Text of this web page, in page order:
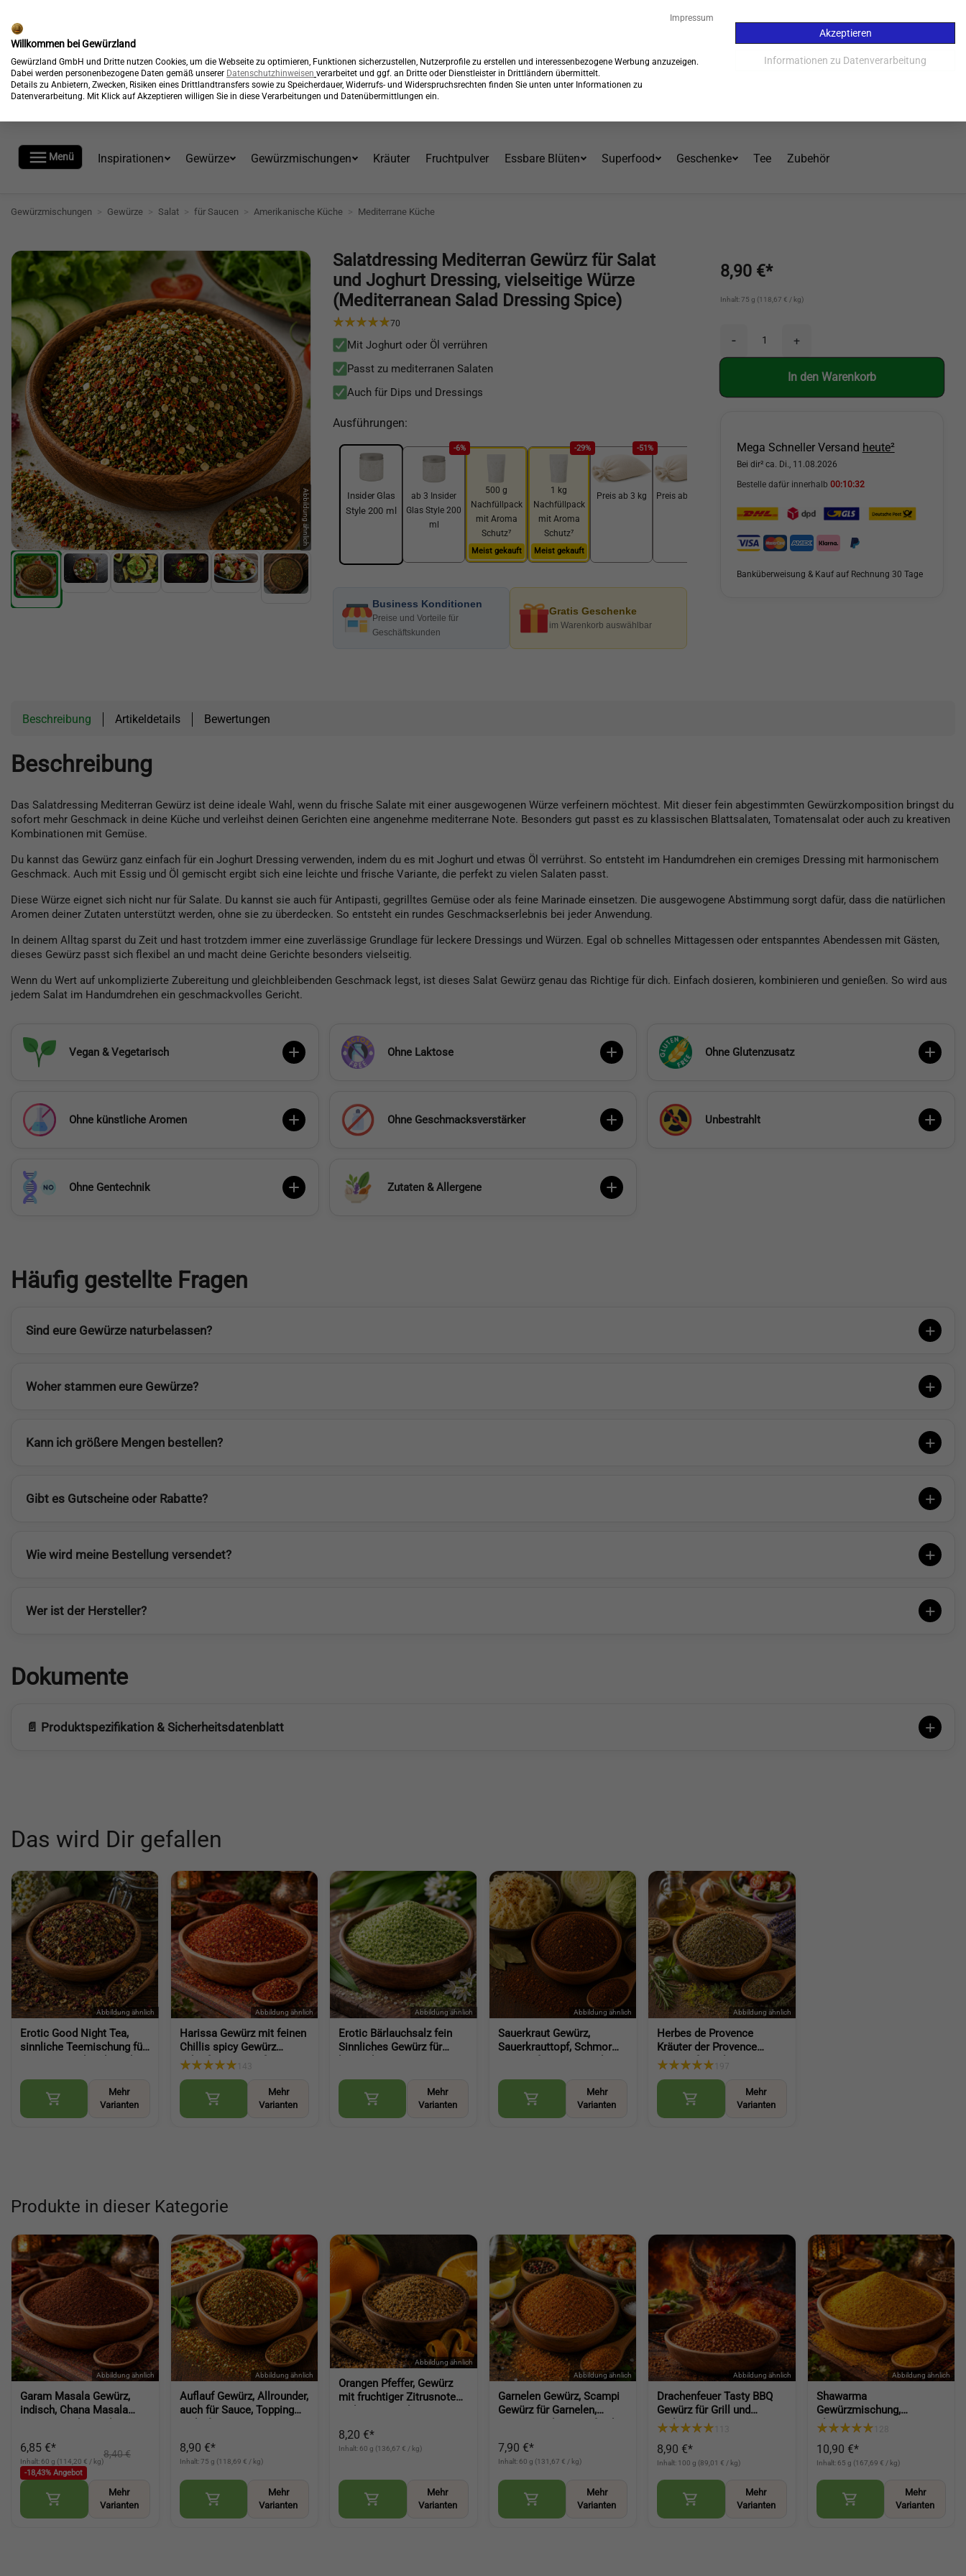
Kostenloser Versand* Kauf auf Rechnung - 30 Tage
 Menü Inspirationen Gewürze Gewürzmischungen Kräuter Fruchtpulver Essbare Blüten Superfood Geschenke Tee Zubehör
Gewürzmischungen > Gewürze > Salat > für Saucen > Amerikanische Küche > Mediterrane Küche
Salatdressing Mediterran Gewürz für Salat
und Joghurt Dressing, vielseitige Würze
(Mediterranean Salad Dressing Spice)
70
Mit Joghurt oder Öl verrühren
Passt zu mediterranen Salaten
Auch für Dips und Dressings
Ausführungen:
Insider Glas
Style 200 ml
-6%
ab 3 Insider
Glas Style 200
ml
500 g
Nachfüllpack
mit Aroma
Schutz⁷
Meist gekauft
-29%
1 kg
Nachfüllpack
mit Aroma
Schutz⁷
Meist gekauft
-51%
Preis ab 3 kg Preis ab 25 kg
Business Konditionen
Preise und Vorteile für
Geschäftskunden
Gratis Geschenke
im Warenkorb auswählbar
8,90 €*
Inhalt: 75 g (118,67 € / kg)
- +
In den Warenkorb
Mega Schneller Versand heute²
Bei dir² ca. Di., 11.08.2026
Bestelle dafür innerhalb 00:10:30
Banküberweisung & Kauf auf Rechnung 30 Tage
Beschreibung Artikeldetails Bewertungen
Beschreibung
Das Salatdressing Mediterran Gewürz ist deine ideale Wahl, wenn du frische Salate mit einer ausgewogenen Würze verfeinern möchtest. Mit dieser fein abgestimmten Gewürzkomposition bringst du
sofort mehr Geschmack in deine Küche und verleihst deinen Gerichten eine angenehme mediterrane Note. Besonders gut passt es zu klassischen Blattsalaten, Tomatensalat oder auch zu kreativen
Kombinationen mit Gemüse.
Du kannst das Gewürz ganz einfach für ein Joghurt Dressing verwenden, indem du es mit Joghurt und etwas Öl verrührst. So entsteht im Handumdrehen ein cremiges Dressing mit harmonischem
Geschmack. Auch mit Essig und Öl gemischt ergibt sich eine leichte und frische Variante, die perfekt zu vielen Salaten passt.
Diese Würze eignet sich nicht nur für Salate. Du kannst sie auch für Antipasti, gegrilltes Gemüse oder als feine Marinade einsetzen. Die ausgewogene Abstimmung sorgt dafür, dass die natürlichen
Aromen deiner Zutaten unterstützt werden, ohne sie zu überdecken. So entsteht ein rundes Geschmackserlebnis bei jeder Anwendung.
In deinem Alltag sparst du Zeit und hast trotzdem immer eine zuverlässige Grundlage für leckere Dressings und Würzen. Egal ob schnelles Mittagessen oder entspanntes Abendessen mit Gästen,
dieses Gewürz passt sich flexibel an und macht deine Gerichte besonders vielseitig.
Wenn du Wert auf unkomplizierte Zubereitung und gleichbleibenden Geschmack legst, ist dieses Salat Gewürz genau das Richtige für dich. Einfach dosieren, kombinieren und genießen. So wird aus
jedem Salat im Handumdrehen ein geschmackvolles Gericht.
Vegan & Vegetarisch Ohne Laktose Ohne Glutenzusatz
Ohne künstliche Aromen Ohne Geschmacksverstärker Unbestrahlt
Ohne Gentechnik Zutaten & Allergene
Häufig gestellte Fragen
Sind eure Gewürze naturbelassen?
Woher stammen eure Gewürze?
Kann ich größere Mengen bestellen?
Gibt es Gutscheine oder Rabatte?
Wie wird meine Bestellung versendet?
Wer ist der Hersteller?
Dokumente
📄 Produktspezifikation & Sicherheitsdatenblatt
Das wird Dir gefallen
Erotic Good Night Tea,
sinnliche Teemischung für
Nacht Tee)
Mehr
Varianten
Harissa Gewürz mit feinen
Chillis spicy Gewürz
scharfes Gewürz für Paste
(Harissa Spice)
Mehr
Varianten
Erotic Bärlauchsalz fein
Sinnliches Gewürz für
aromatische Würze mit
Bärlauch (Wild Garlic Salt)
Mehr
Varianten
Sauerkraut Gewürz,
Sauerkrauttopf, Schmor
Küche (Sauerkraut
Seasoning)
Mehr
Varianten
Herbes de Provence
Kräuter der Provence
Gewürz für Salat
Küche und Gerichte (Herbs
of Provence)
Mehr
Varianten
Produkte in dieser Kategorie
Garam Masala Gewürz,
indisch, Chana Masala
6,85 €*
Inhalt: 60 g (114,20 € / kg)
8,40 €
-18,43% Angebot
Mehr
Varianten
Auflauf Gewürz, Allrounder,
auch für Sauce, Topping
vielseitige Würze ohne
Salz (Cas
8,90 €*
Inhalt: 75 g (118,69 € / kg)
Mehr
Varianten
Orangen Pfeffer, Gewürz
mit fruchtiger Zitrusnote
Grill (Orange Pepper)
8,20 €*
Inhalt: 60 g (136,67 € / kg)
Mehr
Varianten
Garnelen Gewürz, Scampi
Gewürz für Garnelen,
(Shrimp Seasoning)
7,90 €*
Inhalt: 60 g (131,67 € / kg)
Mehr
Varianten
Drachenfeuer Tasty BBQ
Gewürz für Grill und
Barbecue, intensive Würze
BBQ Spice)
8,90 €*
Inhalt: 100 g (89,01 € / kg)
Mehr
Varianten
Shawarma
Gewürzmischung,
Shawarma Spice,
Fleisch, Gemüse und
Marinaden (Shawarma
Spice)
10,90 €*
Inhalt: 65 g (167,69 € / kg)
Mehr
Varianten
Impressum
Willkommen bei Gewürzland
Gewürzland GmbH und Dritte nutzen Cookies, um die Webseite zu optimieren, Funktionen sicherzustellen, Nutzerprofile zu erstellen und interessenbezogene Werbung anzuzeigen.
Dabei werden personenbezogene Daten gemäß unserer Datenschutzhinweisen verarbeitet und ggf. an Dritte oder Dienstleister in Drittländern übermittelt.
Details zu Anbietern, Zwecken, Risiken eines Drittlandtransfers sowie zu Speicherdauer, Widerrufs- und Widerspruchsrechten finden Sie unten unter Informationen zu
Datenverarbeitung. Mit Klick auf Akzeptieren willigen Sie in diese Verarbeitungen und Datenübermittlungen ein.
Akzeptieren
Informationen zu Datenverarbeitung